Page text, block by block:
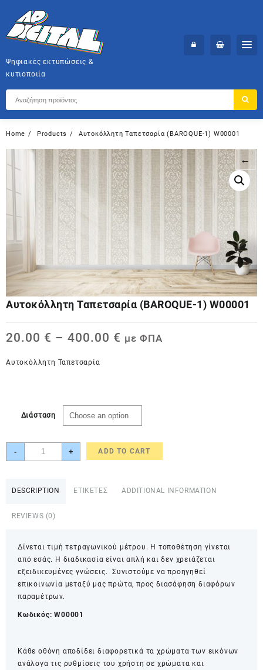
content
Ψηφιακές εκτυπώσεις &
κυτιοποιία
Home Products Αυτοκόλλητη Ταπετσαρία (BAROQUE-1) W00001
←
Αυτοκόλλητη Ταπετσαρία (BAROQUE-1) W00001
20.00 € – 400.00 € με ΦΠΑ
Αυτοκόλλητη Ταπετσαρία
Διάσταση
-
Αυτοκόλλητη
Ταπετσαρία
+ ADD TO CART
DESCRIPTION ΕΤΙΚΕΤΕΣ ADDITIONAL INFORMATION
REVIEWS (0)
Δίνεται τιμή τετραγωνικού μέτρου. Η τοποθέτηση γίνεται
από εσάς. Η διαδικασία είναι απλή και δεν χρειάζεται
εξειδικευμένες γνώσεις. Συνιστούμε να προηγηθεί
επικοινωνία μεταξύ μας πρώτα, προς διασάφηση διαφόρων
παραμέτρων.
Κωδικός:W00001
Κάθε οθόνη αποδίδει διαφορετικά τα χρώματα των εικόνων
ανάλογα τις ρυθμίσεις του χρήστη σε χρώματα και